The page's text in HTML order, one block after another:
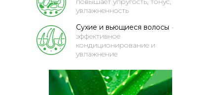
увлажненность
Сухие и вьющиеся волосы -
эффективное
кондиционирование и
увлажнение